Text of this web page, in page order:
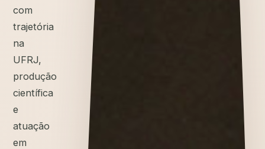
com
trajetória
na
UFRJ,
produção
científica
e
atuação
em